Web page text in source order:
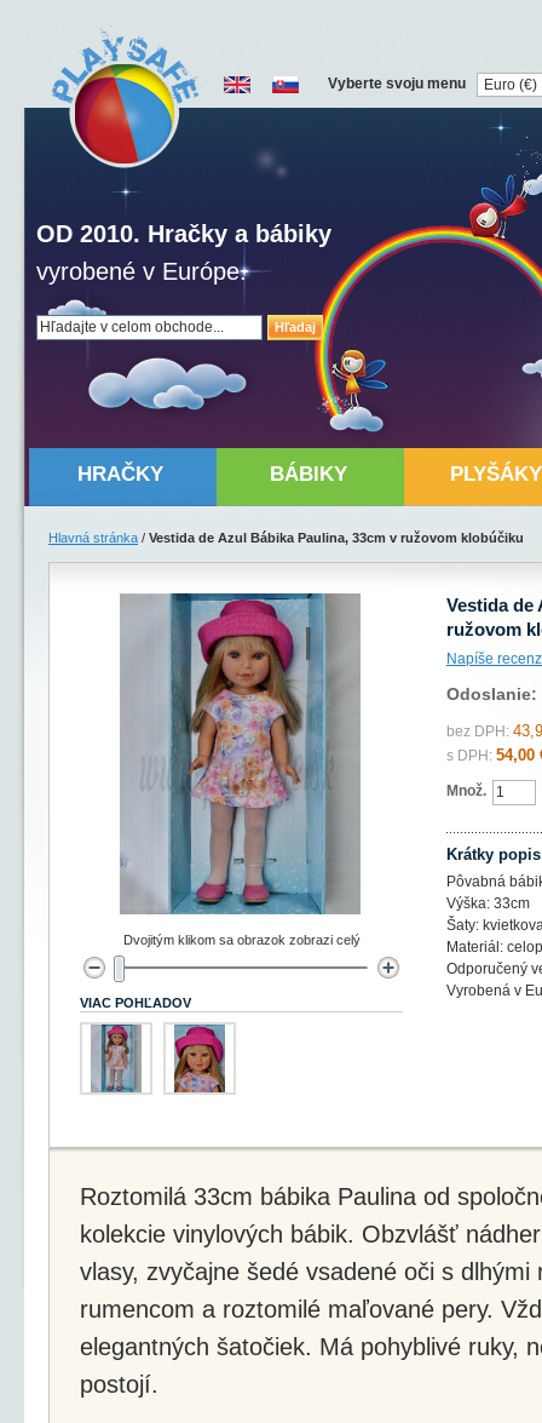
Hľadaj
OD 2010. Hračky a bábiky
vyrobené v Európe.
Vyberte svoju menu
HRAČKY BÁBIKY PLYŠÁKY
Hlavná stránka / Vestida de Azul Bábika Paulina, 33cm v ružovom klobúčiku
Vestida de
ružovom
Napíše
Odoslanie:
bez DPH:
s DPH: 54,00
Množ.
Krátky popis
Pôvabná
Výška: 33cm
Šaty:
Materiál:
Odporučený
Vyrobená v
Dvojitým klikom sa obrazok zobrazi celý
VIAC POHĽADOV
Roztomilá 33cm bábika Paulina od
kolekcie vinylových bábik. Obzvlášť
vlasy, zvyčajne šedé vsadené oči s
rumencom a roztomilé maľované pery.
elegantných šatočiek. Má pohyblivé ruky,
postojí.